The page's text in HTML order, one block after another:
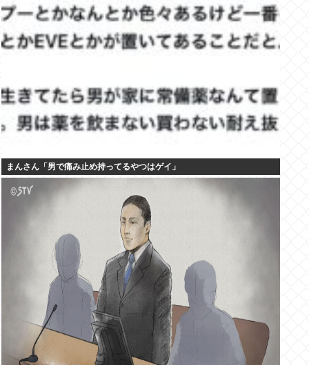
まんさん「男で痛み止め持ってるやつはゲイ」